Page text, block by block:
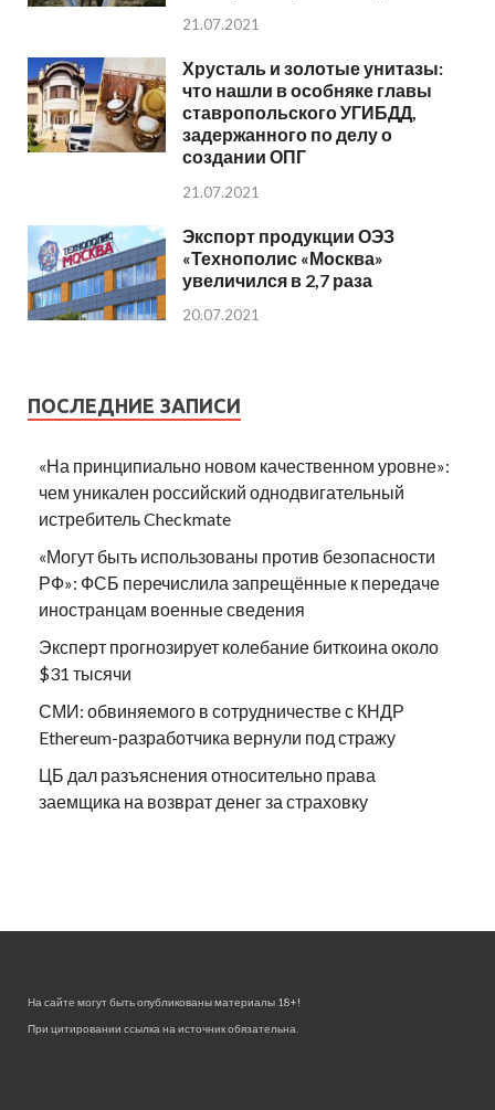
21.07.2021
Хрусталь и золотые унитазы:
что нашли в особняке главы
ставропольского УГИБДД,
задержанного по делу о
создании ОПГ
21.07.2021
Экспорт продукции ОЭЗ
«Технополис «Москва»
увеличился в 2,7 раза
20.07.2021
ПОСЛЕДНИЕ ЗАПИСИ
«На принципиально новом качественном уровне»:
чем уникален российский однодвигательный
истребитель Checkmate
«Могут быть использованы против безопасности
РФ»: ФСБ перечислила запрещённые к передаче
иностранцам военные сведения
Эксперт прогнозирует колебание биткоина около
$31 тысячи
СМИ: обвиняемого в сотрудничестве с КНДР
Ethereum-разработчика вернули под стражу
ЦБ дал разъяснения относительно права
заемщика на возврат денег за страховку
На сайте могут быть опубликованы материалы 18+!
При цитировании ссылка на источник обязательна.